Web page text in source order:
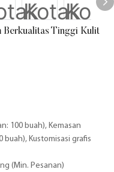
Berkualitas Tinggi Kulit
100 buah), Kemasan
buah), Kustomisasi grafis
(Min. Pesanan)